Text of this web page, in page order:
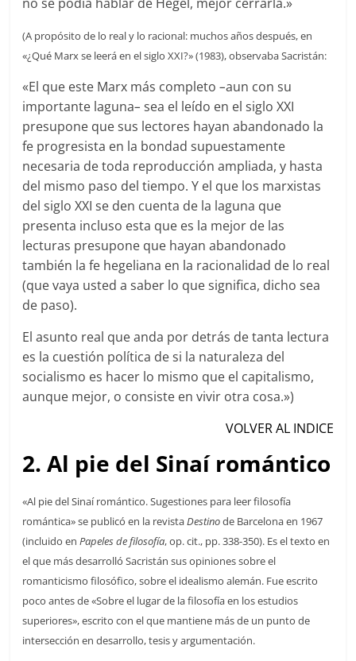
(A propósito de lo real y lo racional: muchos años después, en
«¿Qué Marx se leerá en el siglo XXI?» (1983), observaba Sacristán:
«El que este Marx más completo–aun con su
importante laguna– sea el leído en el siglo XXI
presupone que sus lectores hayan abandonado la
fe progresista en la bondad supuestamente
necesaria de toda reproducción ampliada, y hasta
del mismo paso del tiempo. Y el que los marxistas
del siglo XXI se den cuenta de la laguna que
presenta incluso esta que es la mejor de las
lecturas presupone que hayan abandonado
también la fe hegeliana en la racionalidad de lo real
(que vaya usted a saber lo que significa, dicho sea
de paso).
El asunto real que anda por detrás de tanta lectura
es la cuestión política de si la naturaleza del
socialismo es hacer lo mismo que el capitalismo,
aunque mejor, o consiste en vivir otra cosa.»)
VOLVER AL INDICE
2. Al pie del Sinaí romántico
«Al pie del Sinaí romántico. Sugestiones para leer filosofía
romántica» se publicó en la revistaDestinode Barcelona en 1967
(incluido enPapeles de filosofía, op. cit., pp. 338-350). Es el texto en
el que más desarrolló Sacristán sus opiniones sobre el
romanticismo filosófico, sobre el idealismo alemán. Fue escrito
poco antes de «Sobre el lugar de la filosofía en los estudios
superiores», escrito con el que mantiene más de un punto de
intersección en desarrollo, tesis y argumentación.